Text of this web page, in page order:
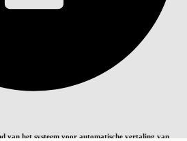
van het systeem voor automatische vertaling van
Zoeken